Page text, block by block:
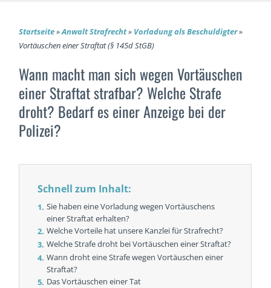
Startseite»Anwalt Strafrecht» Vorladung als Beschuldigter»
Vortäuschen einer Straftat (§ 145d StGB)
Wann macht man sich wegen Vortäuschen
einer Straftat strafbar? Welche Strafe
droht? Bedarf es einer Anzeige bei der
Polizei?
Schnell zum Inhalt:
Sie haben eine Vorladung wegen Vortäuschens
einer Straftat erhalten?
Welche Vorteile hat unsere Kanzlei für Strafrecht?
Welche Strafe droht bei Vortäuschen einer Straftat?
Wann droht eine Strafe wegen Vortäuschen einer
Straftat?
Das Vortäuschen einer Tat